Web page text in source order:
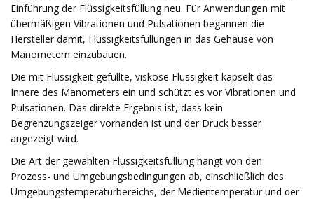
Einführung der Flüssigkeitsfüllung neu. Für Anwendungen mit
übermäßigen Vibrationen und Pulsationen begannen die
Hersteller damit, Flüssigkeitsfüllungen in das Gehäuse von
Manometern einzubauen.
Die mit Flüssigkeit gefüllte, viskose Flüssigkeit kapselt das
Innere des Manometers ein und schützt es vor Vibrationen und
Pulsationen. Das direkte Ergebnis ist, dass kein
Begrenzungszeiger vorhanden ist und der Druck besser
angezeigt wird.
Die Art der gewählten Flüssigkeitsfüllung hängt von den
Prozess- und Umgebungsbedingungen ab, einschließlich des
Umgebungstemperaturbereichs, der Medientemperatur und der